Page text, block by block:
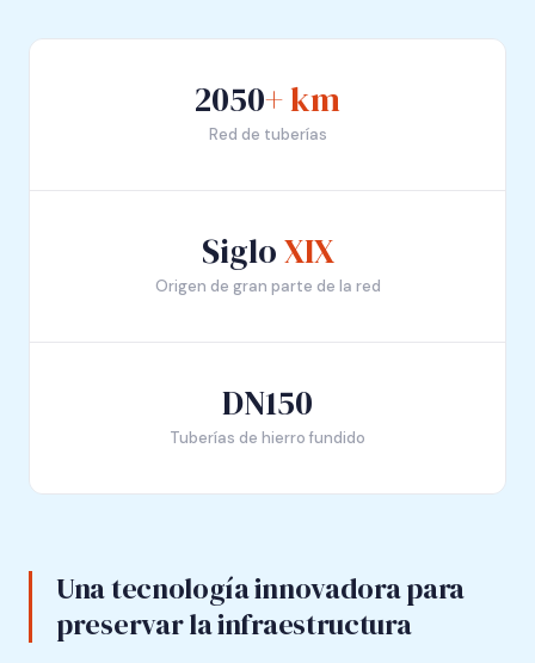
2050+ km
Red de tuberías
SigloXIX
Origen de gran parte de la red
DN150
Tuberías de hierro fundido
Una tecnología innovadora para
preservar la infraestructura